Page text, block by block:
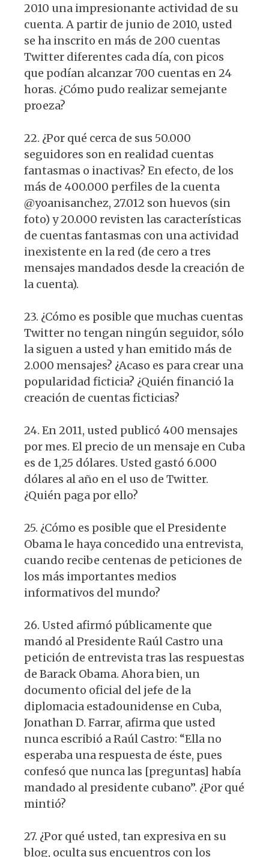
2010 una impresionante actividad de su
cuenta. A partir de junio de 2010, usted
se ha inscrito en más de 200 cuentas
Twitter diferentes cada día, con picos
que podían alcanzar 700 cuentas en 24
horas. ¿Cómo pudo realizar semejante
proeza?
22. ¿Por qué cerca de sus 50.000
seguidores son en realidad cuentas
fantasmas o inactivas? En efecto, de los
más de 400.000 perfiles de la cuenta
@yoanisanchez, 27.012 son huevos (sin
foto) y 20.000 revisten las características
de cuentas fantasmas con una actividad
inexistente en la red (de cero a tres
mensajes mandados desde la creación de
la cuenta).
23. ¿Cómo es posible que muchas cuentas
Twitter no tengan ningún seguidor, sólo
la siguen a usted y han emitido más de
2.000 mensajes? ¿Acaso es para crear una
popularidad ficticia? ¿Quién financió la
creación de cuentas ficticias?
24. En 2011, usted publicó 400 mensajes
por mes. El precio de un mensaje en Cuba
es de 1,25 dólares. Usted gastó 6.000
dólares al año en el uso de Twitter.
¿Quién paga por ello?
25. ¿Cómo es posible que el Presidente
Obama le haya concedido una entrevista,
cuando recibe centenas de peticiones de
los más importantes medios
informativos del mundo?
26. Usted afirmó públicamente que
mandó al Presidente Raúl Castro una
petición de entrevista tras las respuestas
de Barack Obama. Ahora bien, un
documento oficial del jefe de la
diplomacia estadounidense en Cuba,
Jonathan D. Farrar, afirma que usted
nunca escribió a Raúl Castro: “Ella no
esperaba una respuesta de éste, pues
confesó que nunca las [preguntas] había
mandado al presidente cubano”. ¿Por qué
mintió?
27. ¿Por qué usted, tan expresiva en su
blog, oculta sus encuentros con los